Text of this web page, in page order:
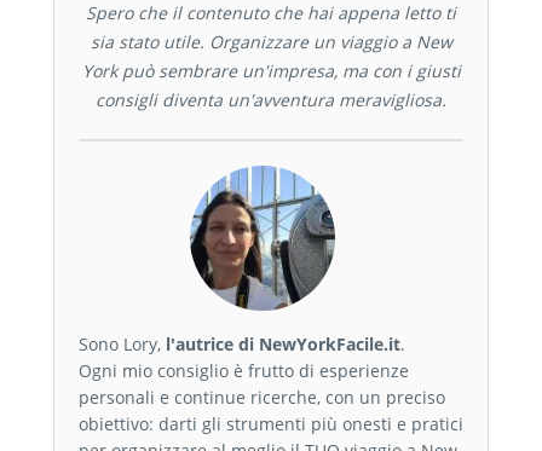
Spero che il contenuto che hai appena letto ti
sia stato utile. Organizzare un viaggio a New
York può sembrare un'impresa, ma con i giusti
consigli diventa un'avventura meravigliosa.
Sono Lory, l'autrice di NewYorkFacile.it.
Ogni mio consiglio è frutto di esperienze
personali e continue ricerche, con un preciso
obiettivo: darti gli strumenti più onesti e pratici